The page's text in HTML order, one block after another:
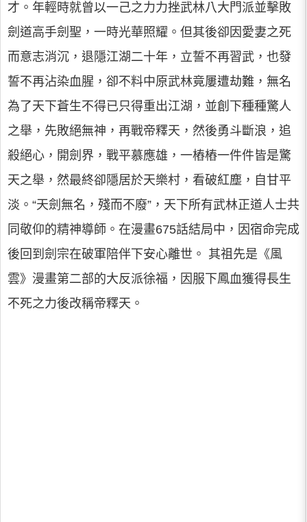
才。年輕時就曾以一己之力力挫武林八大門派並擊敗
劍道高手劍聖，一時光華照耀。但其後卻因愛妻之死
而意志消沉，退隱江湖二十年，立誓不再習武，也發
誓不再沾染血腥，卻不料中原武林竟屢遭劫難，無名
為了天下蒼生不得已只得重出江湖，並創下種種驚人
之舉，先敗絕無神，再戰帝釋天，然後勇斗斷浪，追
殺絕心，開劍界，戰平慕應雄，一樁樁一件件皆是驚
天之舉，然最終卻隱居於天樂村，看破紅塵，自甘平
淡。“天劍無名，殘而不廢”，天下所有武林正道人士共
同敬仰的精神導師。在漫畫675話結局中，因宿命完成
後回到劍宗在破軍陪伴下安心離世。 其祖先是《風
雲》漫畫第二部的大反派徐福，因服下鳳血獲得長生
不死之力後改稱帝釋天。